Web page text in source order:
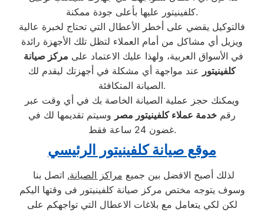
كلفينيتور عليها بأعلى جودة ممكنة.
فالتوكيل يقضي على أخطر الأعطال التي تحتاج لخبرة عالية
ويزيل أي مشاكل من أمام العملاء لتظل تلك الأجهزة رائدة
في الأسواق العربية، ولهذا عليك الاعتماد على مركز صيانة
كلفينيتور عند مواجهة أي مشكلة في أجهزتك ليقدم لك
الصيانة المتكافئة.
ويمكنك حجز عملية الصيانة الخاصة بك في أي وقت عبر
رقم خدمة عملاء كلفينيتور مصر وسيتم تقديمها لك في
غضون 24 ساعة فقط.
موقع صيانة كلفينيتور الرئيسي
لذلك أصبح الافضل بين جميع مراكز الصيانة, اتصل بنا
وسوف يتوجه مختص مركز صيانة كلفينيتور فى وقتها اليكم
لكن لكي يتعامل مع بلاغات الاعطال التي تواجهكم على